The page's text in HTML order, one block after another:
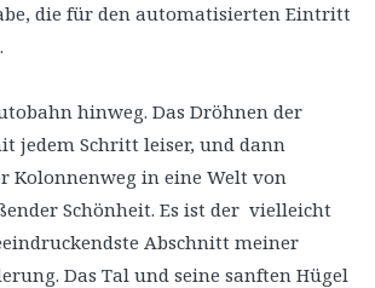
die für den automatisierten Eintritt
hinweg. Das Dröhnen der
jedem Schritt leiser, und dann
Kolonnenweg in eine Welt von
Schönheit. Es ist der vielleicht
Abschnitt meiner
Das Tal und seine sanften Hügel